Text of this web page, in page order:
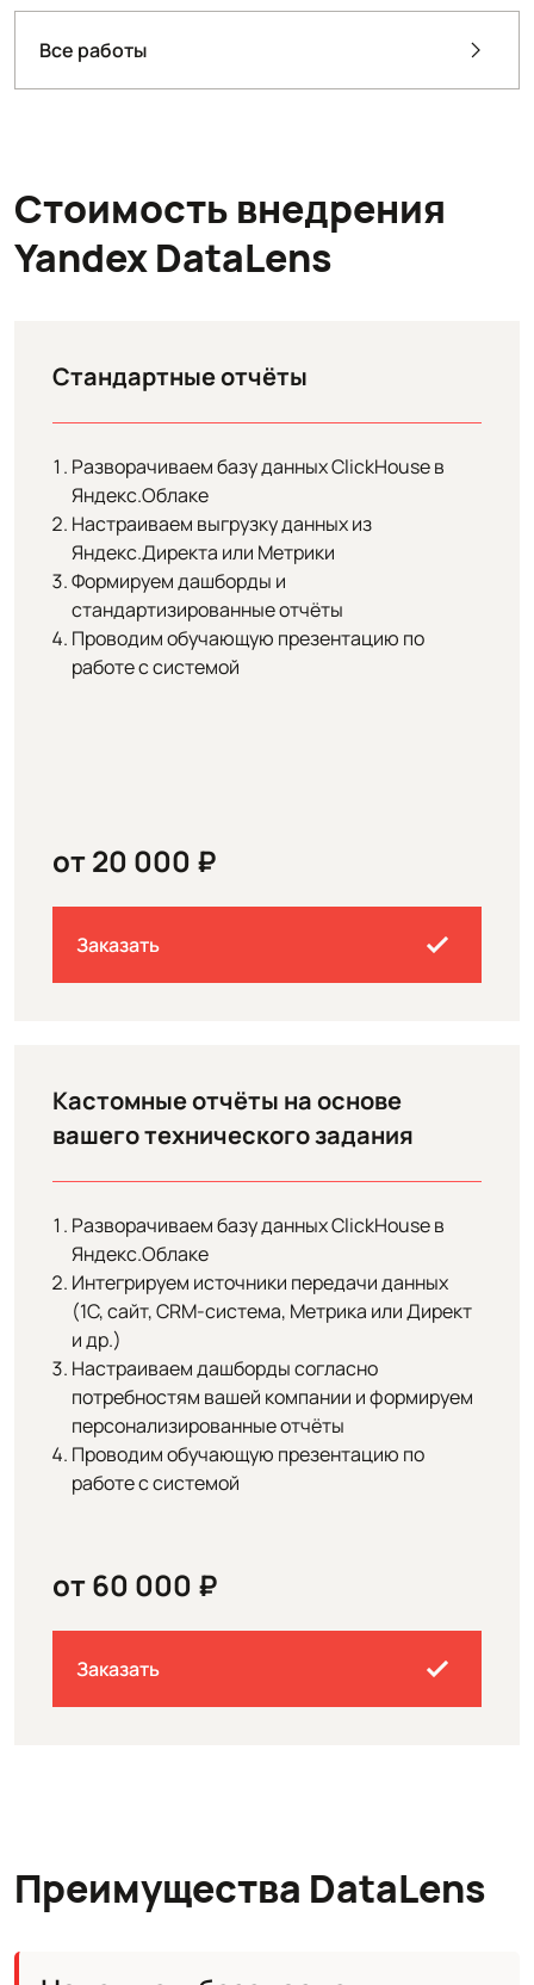
Все работы
Стоимость внедрения
Yandex DataLens
Стандартные отчёты
Разворачиваем базу данных ClickHouse в
Яндекс.Облаке
Настраиваем выгрузку данных из
Яндекс.Директа или Метрики
Формируем дашборды и
стандартизированные отчёты
Проводим обучающую презентацию по
работе с системой
от 20 000 ₽
Заказать
Кастомные отчёты на основе
вашего технического задания
Разворачиваем базу данных ClickHouse в
Яндекс.Облаке
Интегрируем источники передачи данных
(1С, сайт, CRM-система, Метрика или Директ
и др.)
Настраиваем дашборды согласно
потребностям вашей компании и формируем
персонализированные отчёты
Проводим обучающую презентацию по
работе с системой
от 60 000 ₽
Заказать
Преимущества DataLens